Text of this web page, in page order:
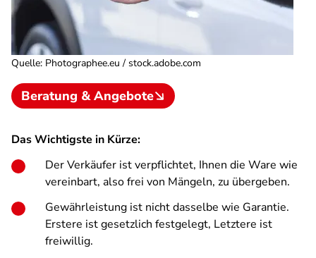
Quelle: Photographee.eu / stock.adobe.com
Beratung & Angebote
Das Wichtigste in Kürze:
Der Verkäufer ist verpflichtet, Ihnen die Ware wie
vereinbart, also frei von Mängeln, zu übergeben.
Gewährleistung ist nicht dasselbe wie Garantie.
Erstere ist gesetzlich festgelegt, Letztere ist
freiwillig.